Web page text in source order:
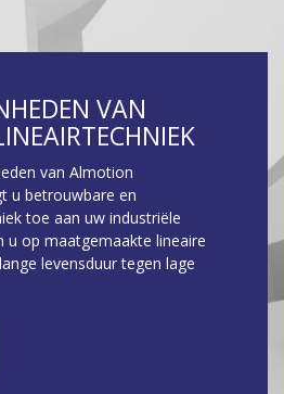
VAN
van Almotion
u betrouwbare en
toe aan uw industriële
u op maatgemaakte lineaire
levensduur tegen lage